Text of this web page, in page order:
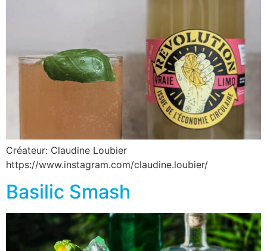
Créateur: Claudine Loubier
https://www.instagram.com/claudine.loubier/
Basilic Smash